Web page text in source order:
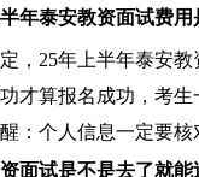
年泰安教资面试费用
，25年上半年泰安教
才算报名成功，考生
：个人信息一定要核
面试是不是去了就能